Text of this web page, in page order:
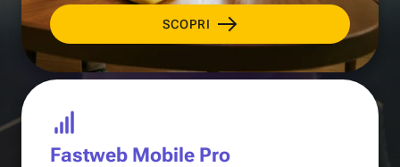
SCOPRI
Fastweb Mobile Pro